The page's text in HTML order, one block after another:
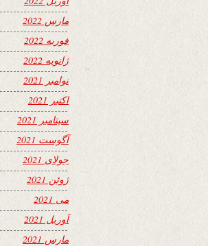
مارس 2022
فوریه 2022
ژانویه 2022
نوامبر 2021
اکتبر 2021
سپتامبر 2021
آگوست 2021
جولای 2021
ژوئن 2021
می 2021
آوریل 2021
مارس 2021